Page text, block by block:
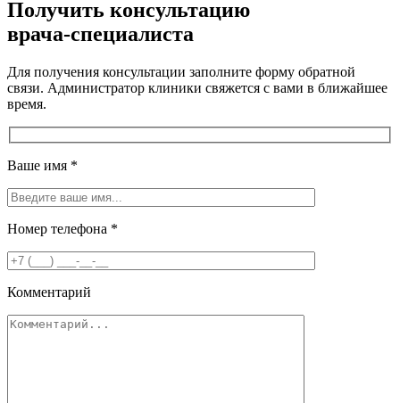
Получить консультацию
врача-специалиста
Для получения консультации заполните форму обратной
связи. Администратор клиники свяжется с вами в ближайшее
время.
Ваше имя *
Номер телефона *
Комментарий